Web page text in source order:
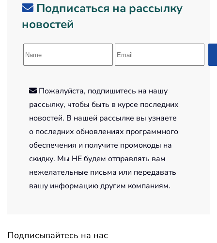
Подписаться на рассылку
новостей
Пожалуйста, подпишитесь на нашу
рассылку, чтобы быть в курсе последних
новостей. В нашей рассылке вы узнаете
о последних обновлениях программного
обеспечения и получите промокоды на
скидку. Мы НЕ будем отправлять вам
нежелательные письма или передавать
вашу информацию другим компаниям.
Подписывайтесь на нас